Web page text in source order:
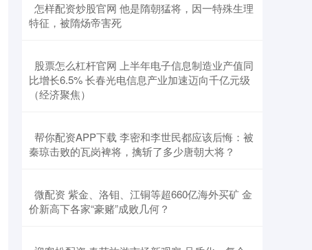
​怎样配资炒股官网 他是隋朝猛将，因一特殊生理
特征，被隋炀帝害死
​股票怎么杠杆官网 上半年电子信息制造业产值同
比增长6.5% 长春光电信息产业加速迈向千亿元级
（经济聚焦）
​帮你配资APP下载 李密和李世民都应该后悔：被
秦琼击败的瓦岗裨将，擒斩了多少唐朝大将？
​微配资 紫金、洛钼、江铜等超660亿海外买矿 金
价新高下各家“豪赌”成败几何？